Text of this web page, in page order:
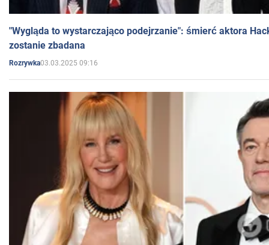
"Wygląda to wystarczająco podejrzanie": śmierć aktora
zostanie zbadana
Rozrywka03.03.2025 09:16